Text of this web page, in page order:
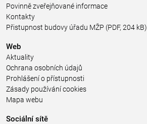
Povinně zveřejňované informace
Kontakty
Přistupnost budovy úřadu MŽP (PDF, 204 kB)
Web
Aktuality
Ochrana osobních údajů
Prohlášení o přístupnosti
Zásady používání cookies
Mapa webu
Sociální sítě